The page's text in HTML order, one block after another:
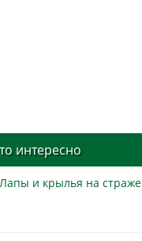
интересно
и крылья на страже